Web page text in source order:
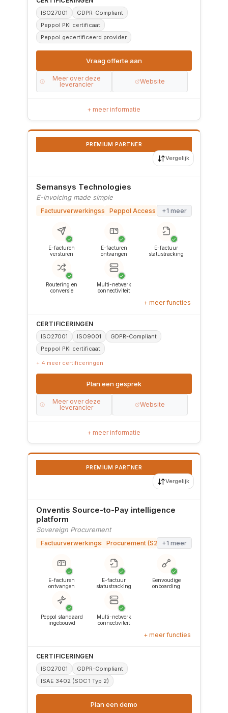
ISO27001
GDPR-Compliant
Peppol PKI certificaat
Peppol gecertificeerd provider
Vraag offerte aan
Meer over deze
leverancier
Website
+ meer informatie
PREMIUM PARTNER
Semansys Technologies
E-invoicing made simple
FactuurverwerkingssoftwarePeppol Access Point+1 meer
✓
E-facturen
versturen
✓
E-facturen
ontvangen
✓
E-factuur
statustracking
✓
Routering en
conversie
✓
Multi-netwerk
connectiviteit
+ meer functies
Vergelijk
CERTIFICERINGEN
ISO27001 ISO9001
GDPR-Compliant
Peppol PKI certificaat
+ 4 meer certificeringen
Plan een gesprek
Meer over deze
leverancier
Website
+ meer informatie
PREMIUM PARTNER
Onventis Source-to-Pay intelligence
platform
Sovereign Procurement
FactuurverwerkingssoftwareProcurement (S2P/P2P)
+1 meer
✓
E-facturen
ontvangen
✓
E-factuur
statustracking
✓
Eenvoudige
onboarding
✓
Peppol standaard
ingebouwd
✓
Multi-netwerk
connectiviteit
+ meer functies
Vergelijk
CERTIFICERINGEN
ISO27001
GDPR-Compliant
ISAE 3402 (SOC 1 Typ 2)
Plan een demo